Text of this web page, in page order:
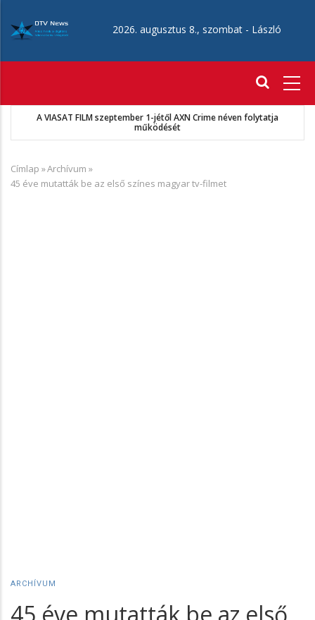
tartalomra
2026. augusztus 8., szombat - László
A VIASAT FILM szeptember 1-jétől AXN Crime néven folytatja
működését
Morzsa
Címlap »Archívum »
45 éve mutatták be az első színes magyar tv-filmet
ARCHÍVUM
45 éve mutatták be az első